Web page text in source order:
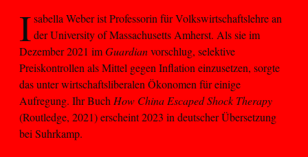
Isabella Weber ist Professorin für Volkswirtschaftslehre an
der University of Massachusetts Amherst. Als sie im
Dezember 2021 imGuardianvorschlug, selektive
Preiskontrollen als Mittel gegen Inflation einzusetzen, sorgte
das unter wirtschaftsliberalen Ökonomen für einige
Aufregung. Ihr Buch How China Escaped Shock Therapy
(Routledge, 2021) erscheint 2023 in deutscher Übersetzung
bei Suhrkamp.